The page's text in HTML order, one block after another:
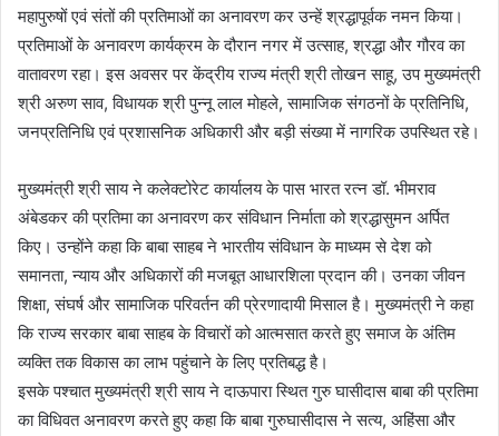
महापुरुषों एवं संतों की प्रतिमाओं का अनावरण कर उन्हें श्रद्धापूर्वक नमन किया।
प्रतिमाओं के अनावरण कार्यक्रम के दौरान नगर में उत्साह, श्रद्धा और गौरव का
वातावरण रहा। इस अवसर पर केंद्रीय राज्य मंत्री श्री तोखन साहू, उप मुख्यमंत्री
श्री अरुण साव, विधायक श्री पुन्नू लाल मोहले, सामाजिक संगठनों के प्रतिनिधि,
जनप्रतिनिधि एवं प्रशासनिक अधिकारी और बड़ी संख्या में नागरिक उपस्थित रहे।
मुख्यमंत्री श्री साय ने कलेक्टोरेट कार्यालय के पास भारत रत्न डॉ. भीमराव
अंबेडकर की प्रतिमा का अनावरण कर संविधान निर्माता को श्रद्धासुमन अर्पित
किए। उन्होंने कहा कि बाबा साहब ने भारतीय संविधान के माध्यम से देश को
समानता, न्याय और अधिकारों की मजबूत आधारशिला प्रदान की। उनका जीवन
शिक्षा, संघर्ष और सामाजिक परिवर्तन की प्रेरणादायी मिसाल है। मुख्यमंत्री ने कहा
कि राज्य सरकार बाबा साहब के विचारों को आत्मसात करते हुए समाज के अंतिम
व्यक्ति तक विकास का लाभ पहुंचाने के लिए प्रतिबद्ध है।
इसके पश्चात मुख्यमंत्री श्री साय ने दाऊपारा स्थित गुरु घासीदास बाबा की प्रतिमा
का विधिवत अनावरण करते हुए कहा कि बाबा गुरुघासीदास ने सत्य, अहिंसा और